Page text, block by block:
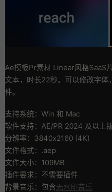
Ae模板Pr素材 Linear风格SaaS
文本，时长22秒。可以修改字体
件。
支持系统：Win 和 Mac
软件支持：AE/PR 2024 及以上
分辨率：3840x2160 (4K)
文件格式：.aep
文件大小：109MB
插件要求：不需要插件
背景音乐：包含无水印音乐